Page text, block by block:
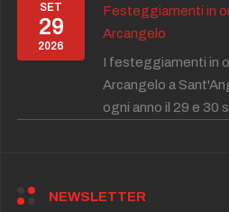
SET
29
2026
Festeggiamenti in
Arcangelo
I festeggiamenti in
Arcangelo a
ogni anno il 29 e 30
NEWSLETTER